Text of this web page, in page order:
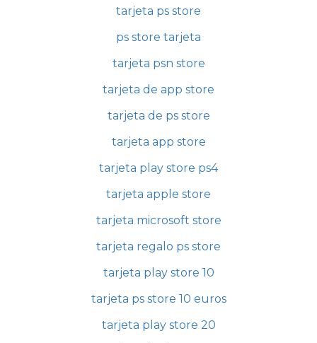
tarjeta ps store
ps store tarjeta
tarjeta psn store
tarjeta de app store
tarjeta de ps store
tarjeta app store
tarjeta play store ps4
tarjeta apple store
tarjeta microsoft store
tarjeta regalo ps store
tarjeta play store 10
tarjeta ps store 10 euros
tarjeta play store 20